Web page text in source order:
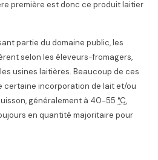
première est donc ce produit laitier
partie du domaine public, les
selon les éleveurs-fromagers,
usines laitières. Beaucoup de ces
certaine incorporation de lait et/ou
généralement à 40−55 °C,
en quantité majoritaire pour